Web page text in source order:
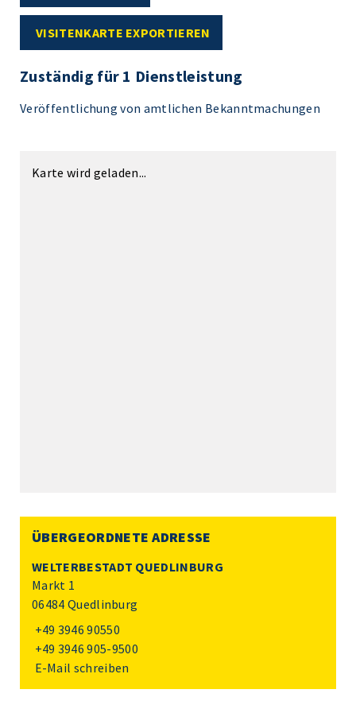
VISITENKARTE EXPORTIEREN
Zuständig für 1 Dienstleistung
Veröffentlichung von amtlichen Bekanntmachungen
Karte wird geladen...
ÜBERGEORDNETE ADRESSE
WELTERBESTADT QUEDLINBURG
Markt 1
06484 Quedlinburg
+49 3946 90550
+49 3946 905-9500
E-Mail schreiben